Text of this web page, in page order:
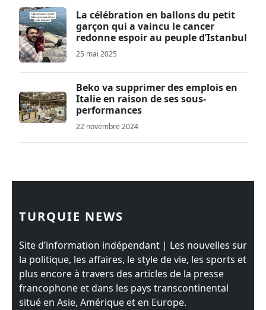
La célébration en ballons du petit
garçon qui a vaincu le cancer
redonne espoir au peuple d’Istanbul
25 mai 2025
Beko va supprimer des emplois en
Italie en raison de ses sous-
performances
22 novembre 2024
TURQUIE NEWS
Site d’information indépendant | Les nouvelles sur
la politique, les affaires, le style de vie, les sports et
plus encore à travers des articles de la presse
francophone et dans les pays transcontinental
situé en Asie, Amérique et en Europe.